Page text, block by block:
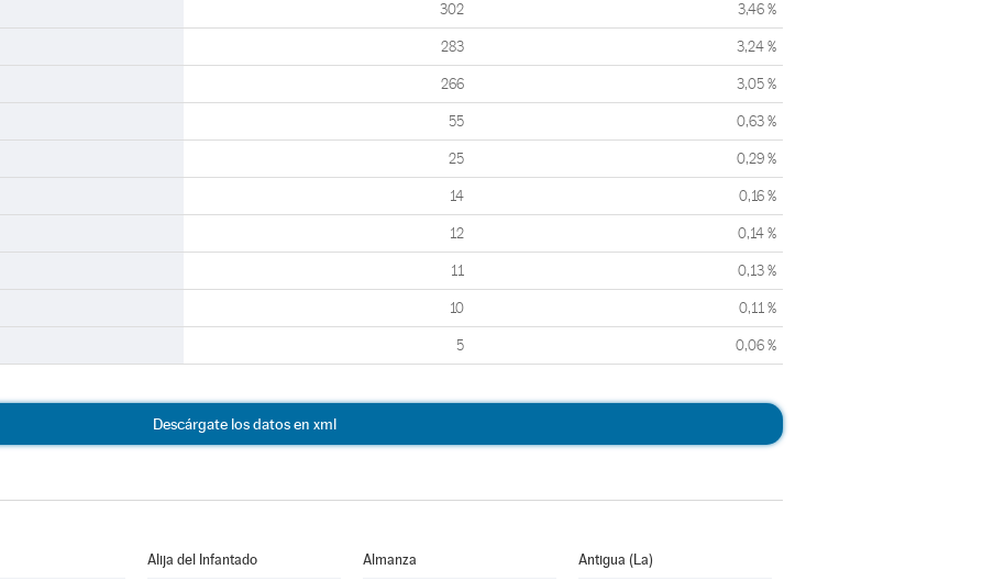
302 3,46 %
283 3,24 %
266 3,05 %
55 0,63 %
25 0,29 %
14 0,16 %
12 0,14 %
11 0,13 %
10 0,11 %
5 0,06 %
Descárgate los datos en xml
Alija del Infantado Almanza Antigua (La)